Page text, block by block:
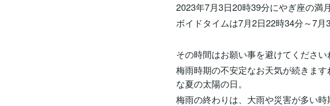
2023年7月3日20時39分にやぎ座の満月
ボイドタイムは7月2日22時34分～7月
その時間はお願い事を避けてください
梅雨時期の不安定なお天気が続きま
な夏の太陽の日。
梅雨の終わりは、大雨や災害が多い